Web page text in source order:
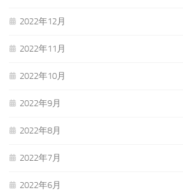
2022年12月
2022年11月
2022年10月
2022年9月
2022年8月
2022年7月
2022年6月